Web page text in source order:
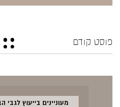
פוסט קודם
מעוניינים בייעוץ